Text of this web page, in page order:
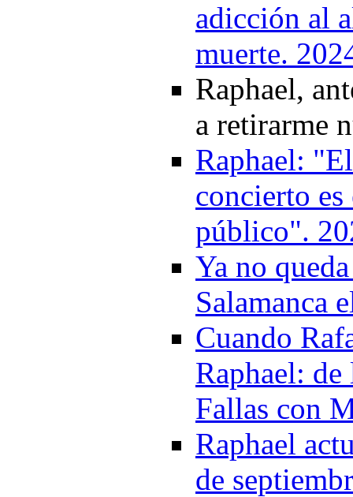
adicción al
muerte.
Raphael,
a retirarme
Raphael:
concierto
público".
Ya no
Salamanca
Cuando
Raphael:
Fallas con
Raphael
de